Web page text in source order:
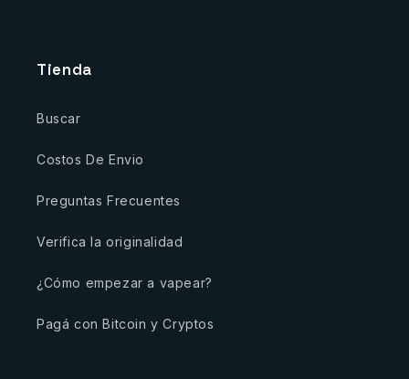
Tienda
Buscar
Costos De Envio
Preguntas Frecuentes
Verifica la originalidad
¿Cómo empezar a vapear?
Pagá con Bitcoin y Cryptos